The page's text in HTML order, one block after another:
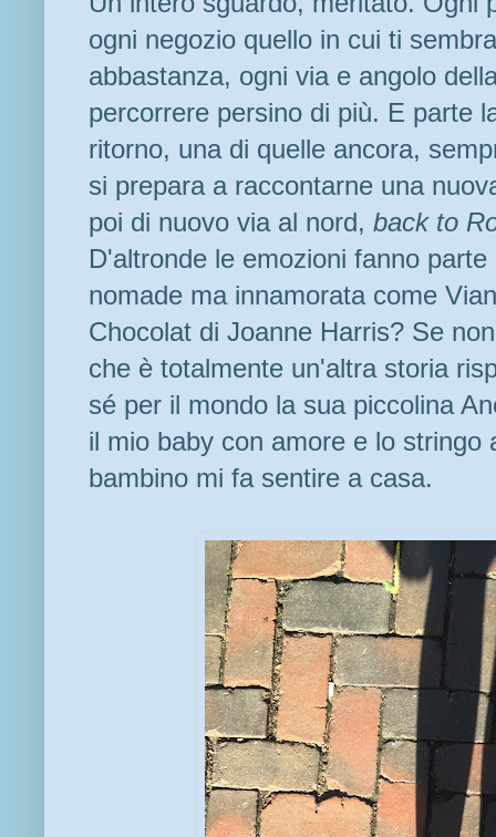
ogni negozio quello in cui ti
abbastanza, ogni via e angolo
percorrere persino di più. E parte
ritorno, una di quelle ancora,
si prepara a raccontarne una
poi di nuovo via al nord, back to
D'altronde le emozioni fanno
nomade ma innamorata come
Chocolat di Joanne Harris? Se
che è totalmente un'altra storia
sé per il mondo la sua piccolina
il mio baby con amore e lo stringo
bambino mi fa sentire a casa.